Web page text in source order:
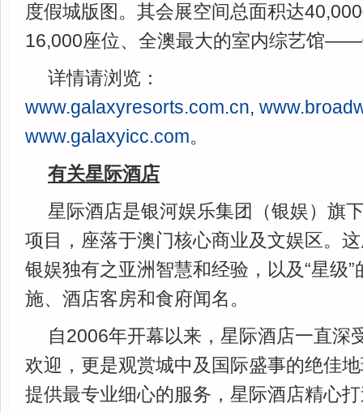
度假城版图。其会展空间总面积达
16,000座位、全澳最大的室内综艺馆
详情请浏览：
www.galaxyresorts.com.cn,
www.galaxyicc.com。
有关星际酒店
星际酒店是银河娱乐集团（银娱）旗
项目，座落于澳门核心商业及文娱区。
银娱独有之亚洲智慧和经验，以及“星级
施、酒店客房和食府闻名。
自2006年开幕以来，星际酒店一直深
欢迎，更是观赏城中及国际盛事的绝佳
提供最专业细心的服务，星际酒店精心